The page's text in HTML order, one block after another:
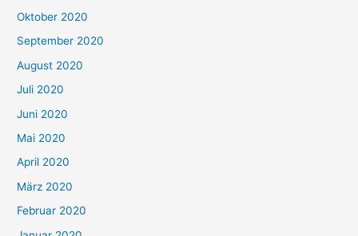
Oktober 2020
September 2020
August 2020
Juli 2020
Juni 2020
Mai 2020
April 2020
März 2020
Februar 2020